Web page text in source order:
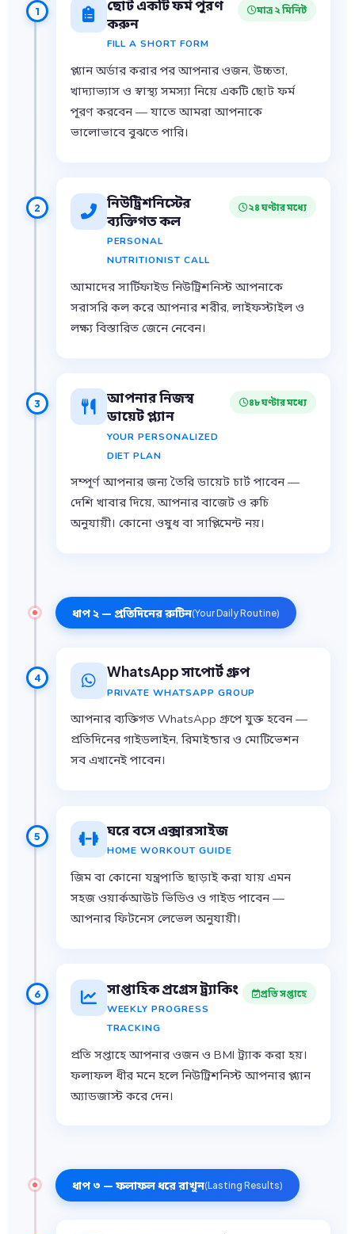
1
ছোট একটি ফর্ম পূরণ
করুন
FILL A SHORT FORM
মাত্র ২ মিনিট
প্ল্যান অর্ডার করার পর আপনার ওজন, উচ্চতা,
খাদ্যাভ্যাস ও স্বাস্থ্য সমস্যা নিয়ে একটি ছোট ফর্ম
পূরণ করবেন — যাতে আমরা আপনাকে
ভালোভাবে বুঝতে পারি।
2
নিউট্রিশনিস্টের
ব্যক্তিগত কল
PERSONAL
NUTRITIONIST CALL
২৪ ঘণ্টার মধ্যে
আমাদের সার্টিফাইড নিউট্রিশনিস্ট আপনাকে
সরাসরি কল করে আপনার শরীর, লাইফস্টাইল ও
লক্ষ্য বিস্তারিত জেনে নেবেন।
3
আপনার নিজস্ব
ডায়েট প্ল্যান
YOUR PERSONALIZED
DIET PLAN
৪৮ ঘণ্টার মধ্যে
সম্পূর্ণ আপনার জন্য তৈরি ডায়েট চার্ট পাবেন —
দেশি খাবার দিয়ে, আপনার বাজেট ও রুচি
অনুযায়ী। কোনো ওষুধ বা সাপ্লিমেন্ট নয়।
ধাপ ২ — প্রতিদিনের রুটিন(Your Daily Routine)
4 WhatsApp সাপোর্ট গ্রুপ
PRIVATE WHATSAPP GROUP
আপনার ব্যক্তিগত WhatsApp গ্রুপে যুক্ত হবেন —
প্রতিদিনের গাইডলাইন, রিমাইন্ডার ও মোটিভেশন
সব এখানেই পাবেন।
5 ঘরে বসে এক্সারসাইজ
HOME WORKOUT GUIDE
জিম বা কোনো যন্ত্রপাতি ছাড়াই করা যায় এমন
সহজ ওয়ার্কআউট ভিডিও ও গাইড পাবেন —
আপনার ফিটনেস লেভেল অনুযায়ী।
6 সাপ্তাহিক প্রগ্রেস ট্র্যাকিং
WEEKLY PROGRESS
TRACKING
প্রতি সপ্তাহে
প্রতি সপ্তাহে আপনার ওজন ও BMI ট্র্যাক করা হয়।
ফলাফল ধীর মনে হলে নিউট্রিশনিস্ট আপনার প্ল্যান
অ্যাডজাস্ট করে দেন।
ধাপ ৩ — ফলাফল ধরে রাখুন(Lasting Results)